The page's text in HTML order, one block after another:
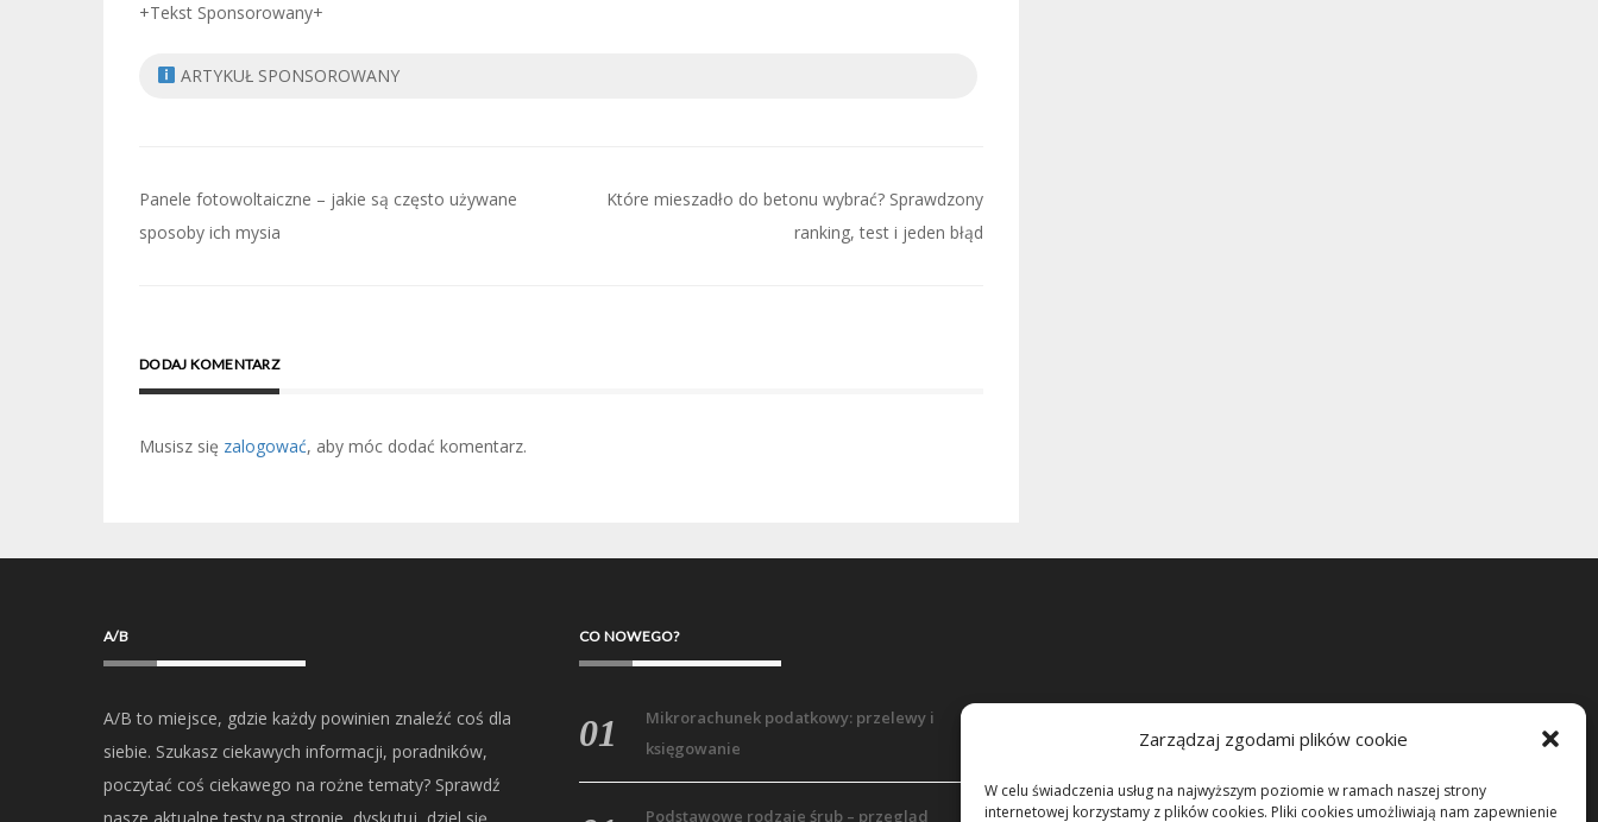
Zarządzaj zgodami plików cookie
W celu świadczenia usług na najwyższym poziomie w ramach naszej strony
internetowej korzystamy z plików cookies. Pliki cookies umożliwiają nam zapewnienie
+Tekst Sponsorowany+
ARTYKUŁ SPONSOROWANY
Nawigacja
wpisu
Panele fotowoltaiczne – jakie są często używane
sposoby ich mysia
Które mieszadło do betonu wybrać? Sprawdzony
ranking, test i jeden błąd
DODAJ KOMENTARZ
Musisz się zalogować, aby móc dodać komentarz.
A/B
A/B to miejsce, gdzie każdy powinien znaleźć coś dla
siebie. Szukasz ciekawych informacji, poradników,
poczytać coś ciekawego na rożne tematy? Sprawdź
CO NOWEGO?
Mikrorachunek podatkowy: przelewy i
księgowanie
Podstawowe rodzaje śrub – przegląd